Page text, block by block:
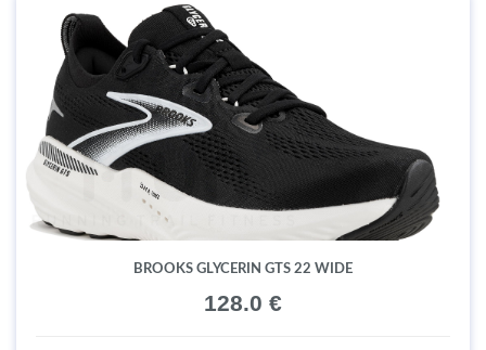
BROOKS GLYCERIN GTS 22 WIDE
128.0 €